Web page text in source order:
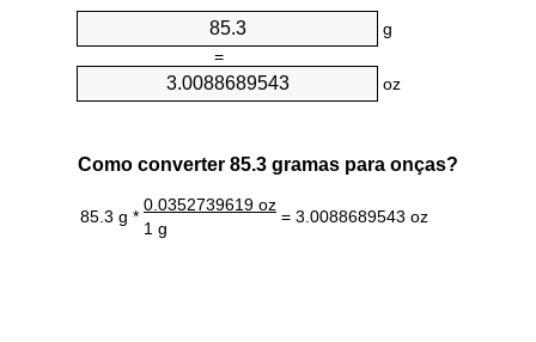
g
=
oz
Como converter 85.3 gramas para onças?
85.3 g *
0.0352739619 oz
= 3.0088689543 oz
1 g